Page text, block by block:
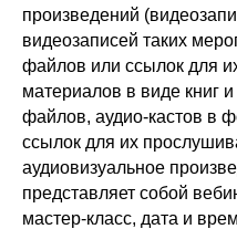
произведений
видеозаписей таких
файлов или ссылок для
материалов в виде книг
файлов, аудио-кастов в
ссылок для их
аудиовизуальное
представляет собой
мастер-класс, дата и